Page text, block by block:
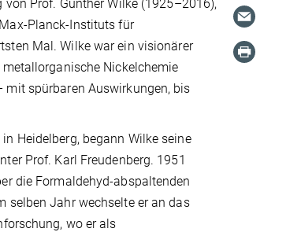
Prof. Günther Wilke (1925–2016),
Planck-Instituts für
Mal. Wilke war ein visionärer
metallorganische Nickelchemie
mit spürbaren Auswirkungen, bis
Heidelberg, begann Wilke seine
Prof. Karl Freudenberg. 1951
die Formaldehyd-abspaltenden
selben Jahr wechselte er an das
wo er als